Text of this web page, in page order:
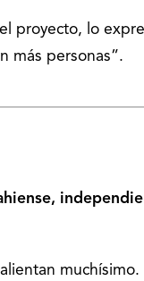
proyecto, lo
más personas”.
muchísimo.